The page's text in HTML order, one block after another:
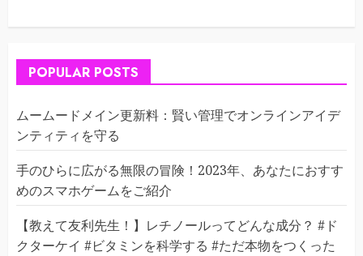
POPULAR POSTS
ムームードメイン更新料：賢い管理でオンラインアイデ
ンティティを守る
手のひらに広がる無限の冒険！2023年、あなたにおすす
めのスマホゲームをご紹介
【教えて友利先生！】レチノールってどんな成分？ #ド
クターケイ #ビタミンを科学する #ただ本物をつくった